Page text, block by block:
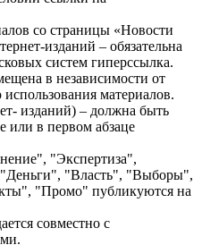
со страницы «Новости
изданий – обязательна
систем гиперссылка.
в независимости от
материалов.
изданий) – должна быть
или в первом абзаце
"Экспертиза",
"Власть", "Выборы",
"Промо" публикуются на
совместно с